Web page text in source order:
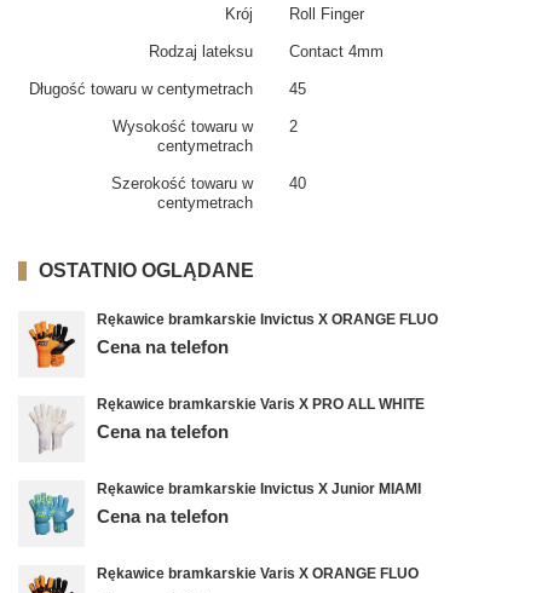
Krój Roll Finger
Rodzaj lateksu Contact 4mm
Długość towaru w centymetrach 45
Wysokość towaru w
centymetrach
2
Szerokość towaru w
centymetrach
40
OSTATNIO OGLĄDANE
Rękawice bramkarskie Invictus X ORANGE FLUO
Cena na telefon
Rękawice bramkarskie Varis X PRO ALL WHITE
Cena na telefon
Rękawice bramkarskie Invictus X Junior MIAMI
Cena na telefon
Rękawice bramkarskie Varis X ORANGE FLUO